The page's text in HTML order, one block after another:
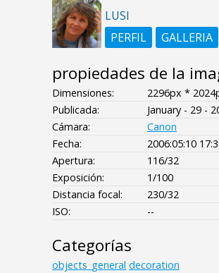
LUSI
PERFIL
GALLERIA
propiedades de la
Dimensiones:
2296px *
Publicada:
January - 29 -
Cámara:
Canon
Fecha:
2006:05:10
Apertura:
116/32
Exposición:
1/100
Distancia focal:
230/32
ISO:
--
Categorías
objects_general decoration